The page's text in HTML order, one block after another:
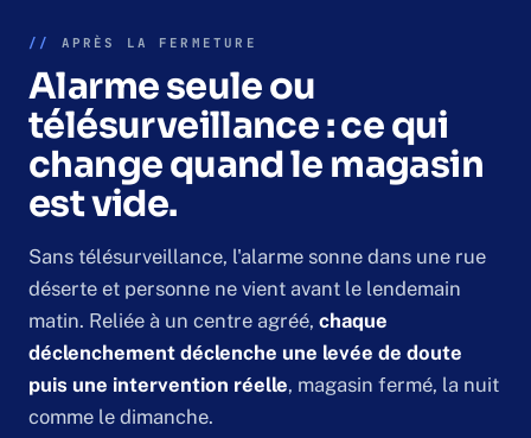
// APRÈS LA FERMETURE
Alarme seule ou
télésurveillance : ce qui
change quand le magasin
est vide.
Sans télésurveillance, l'alarme sonne dans une rue
déserte et personne ne vient avant le lendemain
matin. Reliée à un centre agréé, chaque
déclenchement déclenche une levée de doute
puis une intervention réelle, magasin fermé, la nuit
comme le dimanche.